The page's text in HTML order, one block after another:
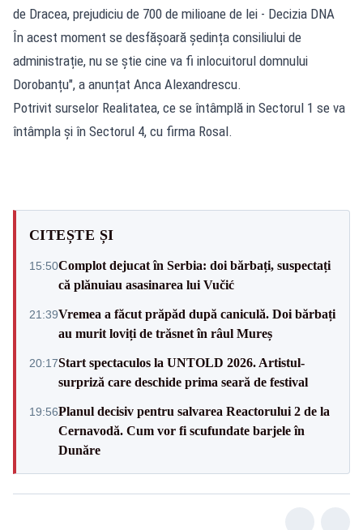
de Dracea, prejudiciu de 700 de milioane de lei - Decizia DNA
În acest moment se desfășoară ședința consiliului de
administrație, nu se știe cine va fi inlocuitorul domnului
Dorobanțu", a anunțat Anca Alexandrescu.
Potrivit surselor Realitatea, ce se întâmplă in Sectorul 1 se va
întâmpla și în Sectorul 4, cu firma Rosal.
CITEȘTE ȘI
15:50Complot dejucat în Serbia: doi bărbați, suspectați
că plănuiau asasinarea lui Vučić
21:39Vremea a făcut prăpăd după caniculă. Doi bărbați
au murit loviți de trăsnet în râul Mureș
20:17Start spectaculos la UNTOLD 2026. Artistul-
surpriză care deschide prima seară de festival
19:56Planul decisiv pentru salvarea Reactorului 2 de la
Cernavodă. Cum vor fi scufundate barjele în
Dunăre